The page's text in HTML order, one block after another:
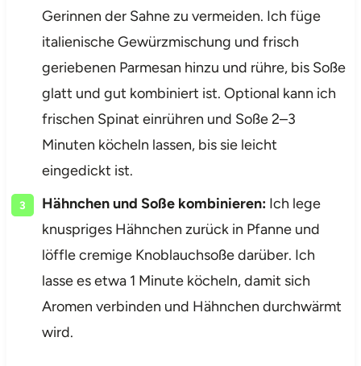
Gerinnen der Sahne zu vermeiden. Ich füge
italienische Gewürzmischung und frisch
geriebenen Parmesan hinzu und rühre, bis Soße
glatt und gut kombiniert ist. Optional kann ich
frischen Spinat einrühren und Soße 2–3
Minuten köcheln lassen, bis sie leicht
eingedickt ist.
Hähnchen und Soße kombinieren:Ich lege
knuspriges Hähnchen zurück in Pfanne und
löffle cremige Knoblauchsoße darüber. Ich
lasse es etwa 1 Minute köcheln, damit sich
Aromen verbinden und Hähnchen durchwärmt
wird.